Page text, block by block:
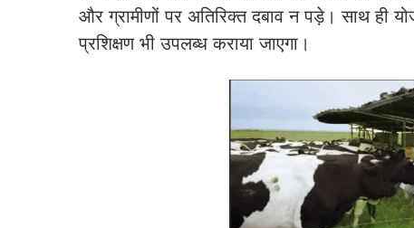
और ग्रामीणों पर अतिरिक्त दबाव न पड़े। साथ
प्रशिक्षण भी उपलब्ध कराया जाएगा।